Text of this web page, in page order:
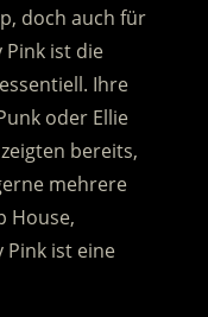
doch auch für
Pink ist die
Ihre
oder Ellie
bereits,
mehrere
House,
ist eine